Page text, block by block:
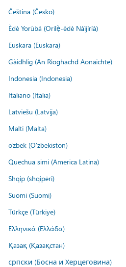
Čeština (Česko)
Èdè Yorùbá (Orilẹ̀-èdè Nàìjíríà)
Euskara (Euskara)
Gàidhlig (An Rìoghachd Aonaichte)
Indonesia (Indonesia)
Italiano (Italia)
Latviešu (Latvija)
Malti (Malta)
o'zbek (O'zbekiston)
Quechua simi (America Latina)
Shqip (shqipëri)
Suomi (Suomi)
Türkçe (Türkiye)
Ελληνικά (Ελλάδα)
Қазақ (Қазақстан)
српски (Босна и Херцеговина)